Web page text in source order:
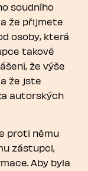
soudního
že přijmete
osoby, která
takové
že výše
že jste
autorských
proti němu
zástupci,
Aby byla